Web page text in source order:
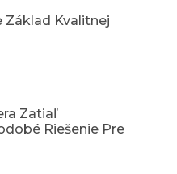
Základ Kvalitnej
Zatiaľ
Riešenie Pre